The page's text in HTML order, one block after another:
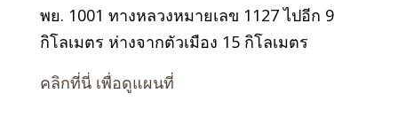
พย. 1001 ทางหลวงหมายเลข 1127 ไปอีก 9
กิโลเมตร ห่างจากตัวเมือง 15 กิโลเมตร
คลิกที่นี่ เพื่อดูแผนที่